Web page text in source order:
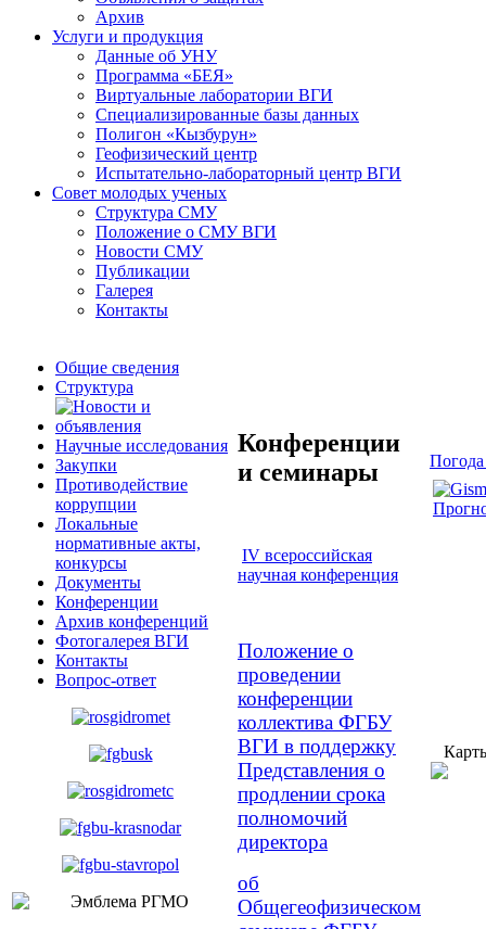
Архив
Услуги и продукция
Данные об УНУ
Программа «БЕЯ»
Виртуальные лаборатории ВГИ
Специализированные базы данных
Полигон «Кызбурун»
Геофизический центр
Испытательно-лабораторный центр ВГИ
Совет молодых ученых
Структура СМУ
Положение о СМУ ВГИ
Новости СМУ
Публикации
Галерея
Контакты
Общие сведения
Структура
Научные исследования
Закупки
Противодействие
коррупции
Локальные
нормативные акты,
конкурсы
Документы
Конференции
Архив конференций
Фотогалерея ВГИ
Контакты
Вопрос-ответ
Конференции
и семинары
IV всероссийская
научная конференция
Положение о
проведении
конференции
коллектива ФГБУ
ВГИ в поддержку
Представления о
продлении срока
полномочий
директора
об
Общегеофизическом